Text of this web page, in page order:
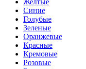
Желтые
Синие
Голубые
Зеленые
Оранжевые
Красные
Кремовые
Розовые